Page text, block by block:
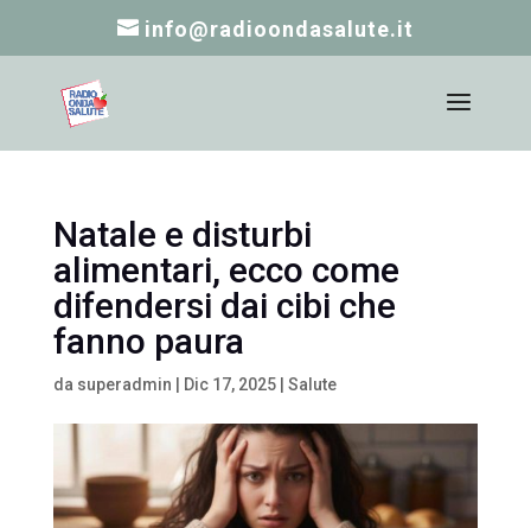
info@radioondasalute.it
Natale e disturbi
alimentari, ecco come
difendersi dai cibi che
fanno paura
da superadmin Dic 17, 2025| Salute